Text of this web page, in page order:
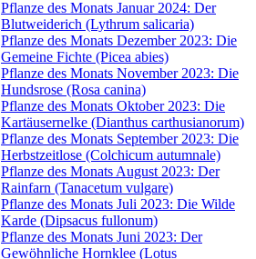
Pflanze des Monats Januar 2024: Der
Blutweiderich (Lythrum salicaria)
Pflanze des Monats Dezember 2023: Die
Gemeine Fichte (Picea abies)
Pflanze des Monats November 2023: Die
Hundsrose (Rosa canina)
Pflanze des Monats Oktober 2023: Die
Kartäusernelke (Dianthus carthusianorum)
Pflanze des Monats September 2023: Die
Herbstzeitlose (Colchicum autumnale)
Pflanze des Monats August 2023: Der
Rainfarn (Tanacetum vulgare)
Pflanze des Monats Juli 2023: Die Wilde
Karde (Dipsacus fullonum)
Pflanze des Monats Juni 2023: Der
Gewöhnliche Hornklee (Lotus